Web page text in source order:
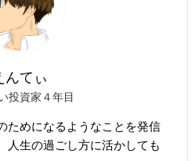
んてぃ
投資家４年目
ためになるようなことを発信
人生の過ごし方に活かしても